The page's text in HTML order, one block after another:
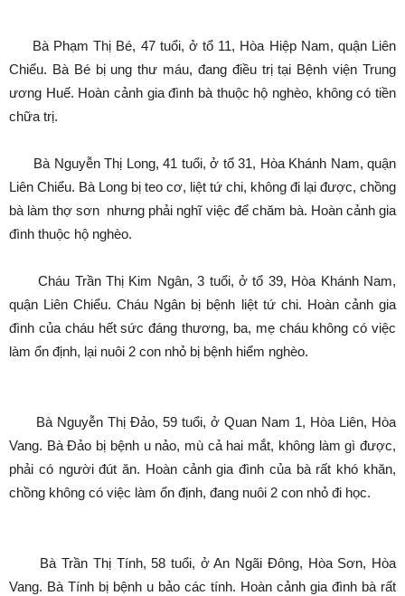
Bà Phạm Thị Bé, 47 tuổi, ở tổ 11, Hòa Hiệp Nam, quận Liên
Chiểu. Bà Bé bị ung thư máu, đang điều trị tại Bệnh viện Trung
ương Huế. Hoàn cảnh gia đình bà thuộc hộ nghèo, không có tiền
chữa trị.
Bà Nguyễn Thị Long, 41 tuổi, ở tổ 31, Hòa Khánh Nam, quận
Liên Chiểu. Bà Long bị teo cơ, liệt tứ chi, không đi lại được, chồng
bà làm thợ sơn nhưng phải nghĩ việc để chăm bà. Hoàn cảnh gia
đình thuộc hộ nghèo.
Cháu Trần Thị Kim Ngân, 3 tuổi, ở tổ 39, Hòa Khánh Nam,
quận Liên Chiểu. Cháu Ngân bị bệnh liệt tứ chi. Hoàn cảnh gia
đình của cháu hết sức đáng thương, ba, mẹ cháu không có việc
làm ổn định, lại nuôi 2 con nhỏ bị bệnh hiểm nghèo.
Bà Nguyễn Thị Đảo, 59 tuổi, ở Quan Nam 1, Hòa Liên, Hòa
Vang. Bà Đảo bị bệnh u nảo, mù cả hai mắt, không làm gì được,
phải có người đút ăn. Hoàn cảnh gia đình của bà rất khó khăn,
chồng không có việc làm ổn định, đang nuôi 2 con nhỏ đi học.
Bà Trần Thị Tính, 58 tuổi, ở An Ngãi Đông, Hòa Sơn, Hòa
Vang. Bà Tính bị bệnh u bảo các tính. Hoàn cảnh gia đình bà rất